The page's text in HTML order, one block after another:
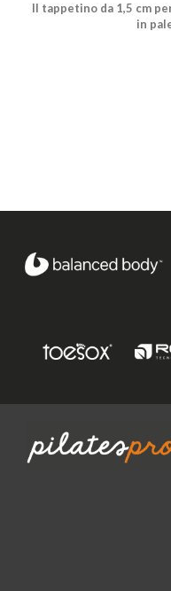
Il tappetino da 1,5 cm
in